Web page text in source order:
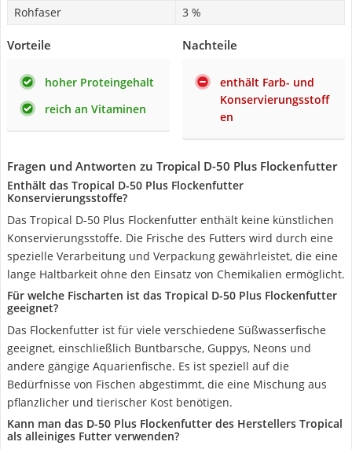
Rohfaser
3 %
Vorteile
hoher Proteingehalt
reich an Vitaminen
Nachteile
enthält Farb- und
Konservierungsstoff
en
Fragen und Antworten zu Tropical D-50 Plus Flockenfutter
Enthält das Tropical D-50 Plus Flockenfutter
Konservierungsstoffe?
Das Tropical D-50 Plus Flockenfutter enthält keine künstlichen
Konservierungsstoffe. Die Frische des Futters wird durch eine
spezielle Verarbeitung und Verpackung gewährleistet, die eine
lange Haltbarkeit ohne den Einsatz von Chemikalien ermöglicht.
Für welche Fischarten ist das Tropical D-50 Plus Flockenfutter
geeignet?
Das Flockenfutter ist für viele verschiedene Süßwasserfische
geeignet, einschließlich Buntbarsche, Guppys, Neons und
andere gängige Aquarienfische. Es ist speziell auf die
Bedürfnisse von Fischen abgestimmt, die eine Mischung aus
pflanzlicher und tierischer Kost benötigen.
Kann man das D-50 Plus Flockenfutter des Herstellers Tropical
als alleiniges Futter verwenden?